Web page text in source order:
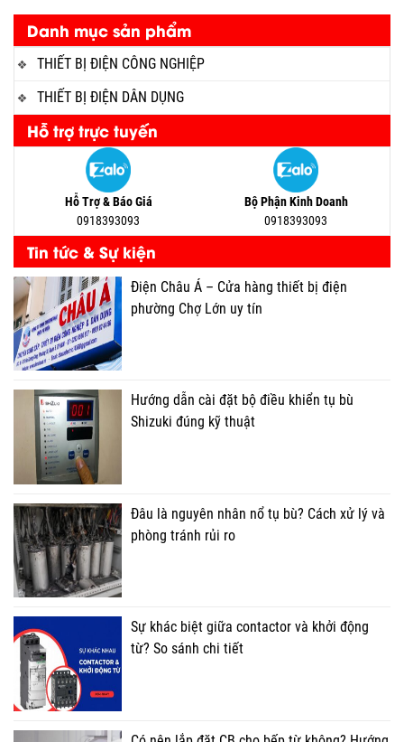
Danh mục sản phẩm
THIẾT BỊ ĐIỆN CÔNG NGHIỆP
THIẾT BỊ ĐIỆN DÂN DỤNG
Hỗ trợ trực tuyến
Hỗ Trợ & Báo Giá
0918393093
Bộ Phận Kinh Doanh
0918393093
Tin tức & Sự kiện
Điện Châu Á – Cửa hàng thiết bị điện
phường Chợ Lớn uy tín
Hướng dẫn cài đặt bộ điều khiển tụ bù
Shizuki đúng kỹ thuật
Đâu là nguyên nhân nổ tụ bù? Cách xử lý và
phòng tránh rủi ro
Sự khác biệt giữa contactor và khởi động
từ? So sánh chi tiết